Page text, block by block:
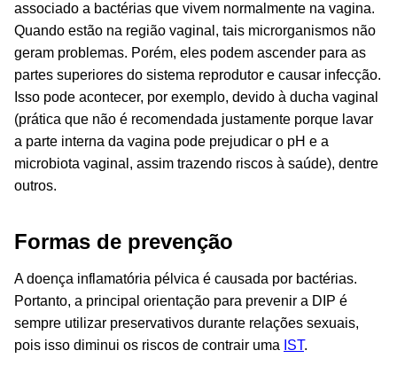
associado a bactérias que vivem normalmente na vagina.
Quando estão na região vaginal, tais microrganismos não
geram problemas. Porém, eles podem ascender para as
partes superiores do sistema reprodutor e causar infecção.
Isso pode acontecer, por exemplo, devido à ducha vaginal
(prática que não é recomendada justamente porque lavar
a parte interna da vagina pode prejudicar o pH e a
microbiota vaginal, assim trazendo riscos à saúde), dentre
outros.
Formas de prevenção
A doença inflamatória pélvica é causada por bactérias.
Portanto, a principal orientação para prevenir a DIP é
sempre utilizar preservativos durante relações sexuais,
pois isso diminui os riscos de contrair uma IST.